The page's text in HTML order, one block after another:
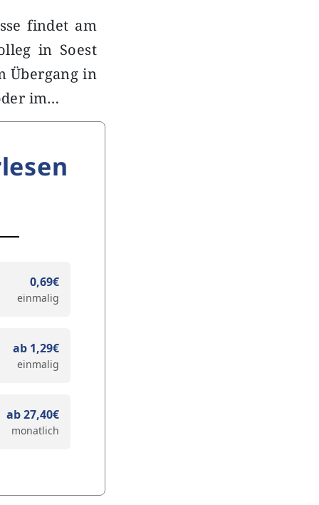
findet am
in Soest
Übergang in
im…
0,69€
einmalig
ab 1,29€
einmalig
ab 27,40€
monatlich